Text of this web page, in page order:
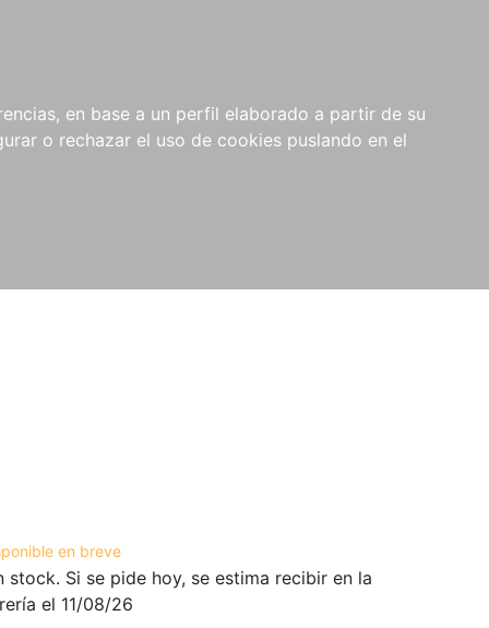
en base a un perfil elaborado a partir de su
o rechazar el uso de cookies puslando en el
NOVEDADES NOTICIAS
COMPRAS
INSTITUCIONALES
en breve
stock. Si se pide hoy, se estima recibir en la
el 11/08/26